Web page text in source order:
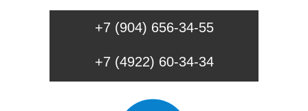
+7 (904) 656-34-55
+7 (4922) 60-34-34